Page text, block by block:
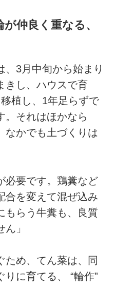
仲良く重なる、
、3月中旬から始まり
きし、ハウスで育
植し、1年足らずで
。それはほかなら
なかでも土づくりは
必要です。鶏糞など
合を変えて混ぜ込み
もらう牛糞も、良質
」
ため、てん菜は、同
りに育てる、 “輪作”